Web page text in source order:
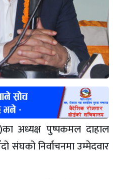
अध्यक्ष पुष्पकमल दाहाल
संघको निर्वाचनमा उम्मेदवार